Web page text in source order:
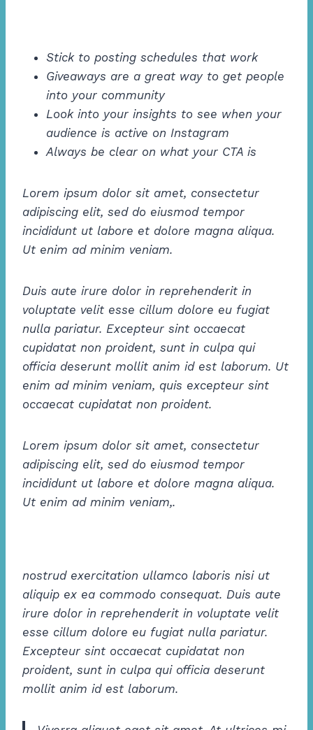
Stick to posting schedules that work
Giveaways are a great way to get people
into your community
Look into your insights to see when your
audience is active on Instagram
Always be clear on what your CTA is
Lorem ipsum dolor sit amet, consectetur
adipiscing elit, sed do eiusmod tempor
incididunt ut labore et dolore magna aliqua.
Ut enim ad minim veniam.
Duis aute irure dolor in reprehenderit in
voluptate velit esse cillum dolore eu fugiat
nulla pariatur. Excepteur sint occaecat
cupidatat non proident, sunt in culpa qui
officia deserunt mollit anim id est laborum. Ut
enim ad minim veniam, quis excepteur sint
occaecat cupidatat non proident.
Lorem ipsum dolor sit amet, consectetur
adipiscing elit, sed do eiusmod tempor
incididunt ut labore et dolore magna aliqua.
Ut enim ad minim veniam,.
nostrud exercitation ullamco laboris nisi ut
aliquip ex ea commodo consequat. Duis aute
irure dolor in reprehenderit in voluptate velit
esse cillum dolore eu fugiat nulla pariatur.
Excepteur sint occaecat cupidatat non
proident, sunt in culpa qui officia deserunt
mollit anim id est laborum.